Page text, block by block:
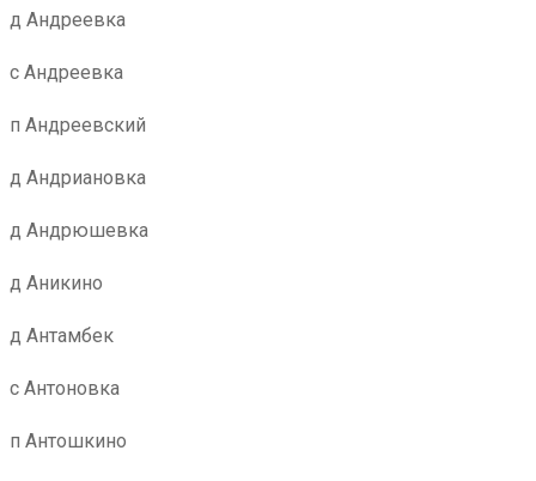
д Андреевка
с Андреевка
п Андреевский
д Андриановка
д Андрюшевка
д Аникино
д Антамбек
с Антоновка
п Антошкино